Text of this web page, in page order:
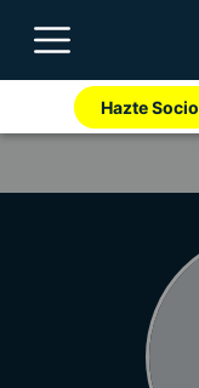
Hazte Socio